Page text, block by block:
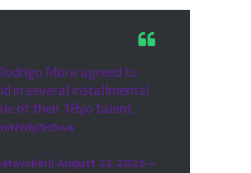
Mora agreed to
in several installments)
of their 18yo talent.
NYdyl1H5wa
— Sacha Tavolieri (@sachatavolieri)
August 23, 2025